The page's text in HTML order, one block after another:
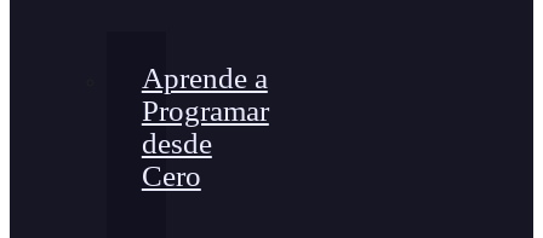
Aprende a
Programar
desde
Cero